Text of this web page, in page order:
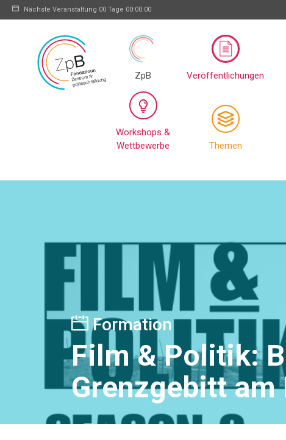
Nächste Veranstaltung 00 Tage 00:00:00
ZpB Veröffentlichungen
Workshops &
Wettbewerbe
Themen
Formation
Film & Politik:
Grenzgebitt am